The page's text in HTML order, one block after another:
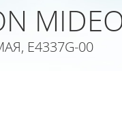
E4337G-00